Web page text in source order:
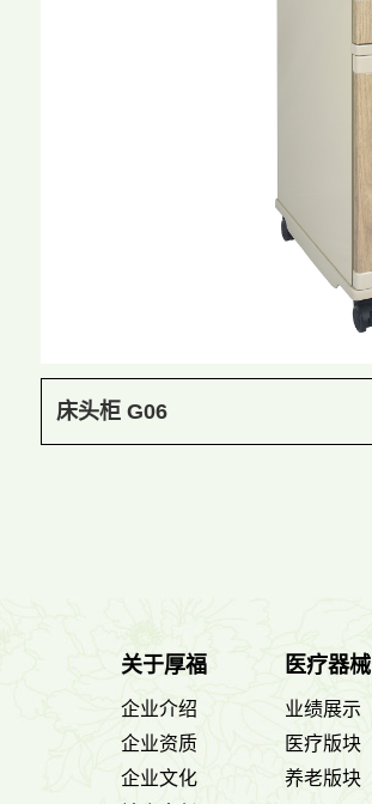
床头柜 G06
关于厚福
企业介绍
企业资质
企业文化
医疗器械
业绩展示
医疗版块
养老版块